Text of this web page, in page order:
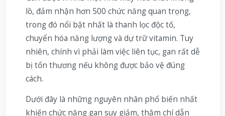
lồ, đảm nhận hơn 500 chức năng quan trọng,
trong đó nổi bật nhất là thanh lọc độc tố,
chuyển hóa năng lượng và dự trữ vitamin. Tuy
nhiên, chính vì phải làm việc liên tục, gan rất dễ
bị tổn thương nếu không được bảo vệ đúng
cách.
Dưới đây là những nguyên nhân phổ biến nhất
khiến chức năng gan suy giảm, thậm chí dẫn